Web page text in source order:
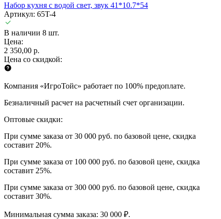
Набор кухня с водой свет, звук 41*10.7*54
Артикул: 65T-4
В наличии 8 шт.
Цена:
2 350,00 р.
Цена со скидкой:
Компания «ИгроТойс» работает по 100% предоплате.
Безналичный расчет на расчетный счет организации.
Оптовые скидки:
При сумме заказа от 30 000 руб. по базовой цене, скидка
составит 20%.
При сумме заказа от 100 000 руб. по базовой цене, скидка
составит 25%.
При сумме заказа от 300 000 руб. по базовой цене, скидка
составит 30%.
Минимальная сумма заказа: 30 000 ₽.